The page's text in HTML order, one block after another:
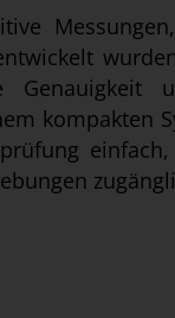
Genauigkeit
kompakten